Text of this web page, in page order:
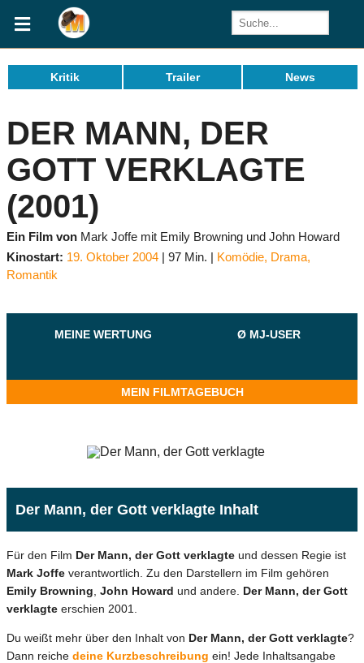
Kritik Trailer News
DER MANN, DER
GOTT VERKLAGTE
(2001)
Ein Film von Mark Joffe mit Emily Browning und John Howard
Kinostart: 19. Oktober 2004 97 Min. Komödie, Drama,
Romantik
MEINE WERTUNG Ø MJ-USER
MEIN FILMTAGEBUCH
Der Mann, der Gott verklagte Inhalt
Für den Film Der Mann, der Gott verklagte und dessen Regie ist
Mark Joffe verantwortlich. Zu den Darstellern im Film gehören
Emily Browning John Howard und andere. Der Mann, der Gott
verklagte erschien 2001.
Du weißt mehr über den Inhalt von Der Mann, der Gott verklagte?
Dann reiche deine Kurzbeschreibung ein! Jede Inhaltsangabe